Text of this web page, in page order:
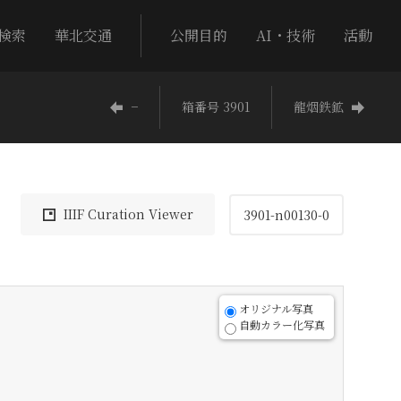
索 華北交通 公開目的 AI・技術 活動
− 箱番号 3901 龍烟鉄鉱
IIIF Curation Viewer 3901-n00130-0
オリジナル写真
自動カラー化写真